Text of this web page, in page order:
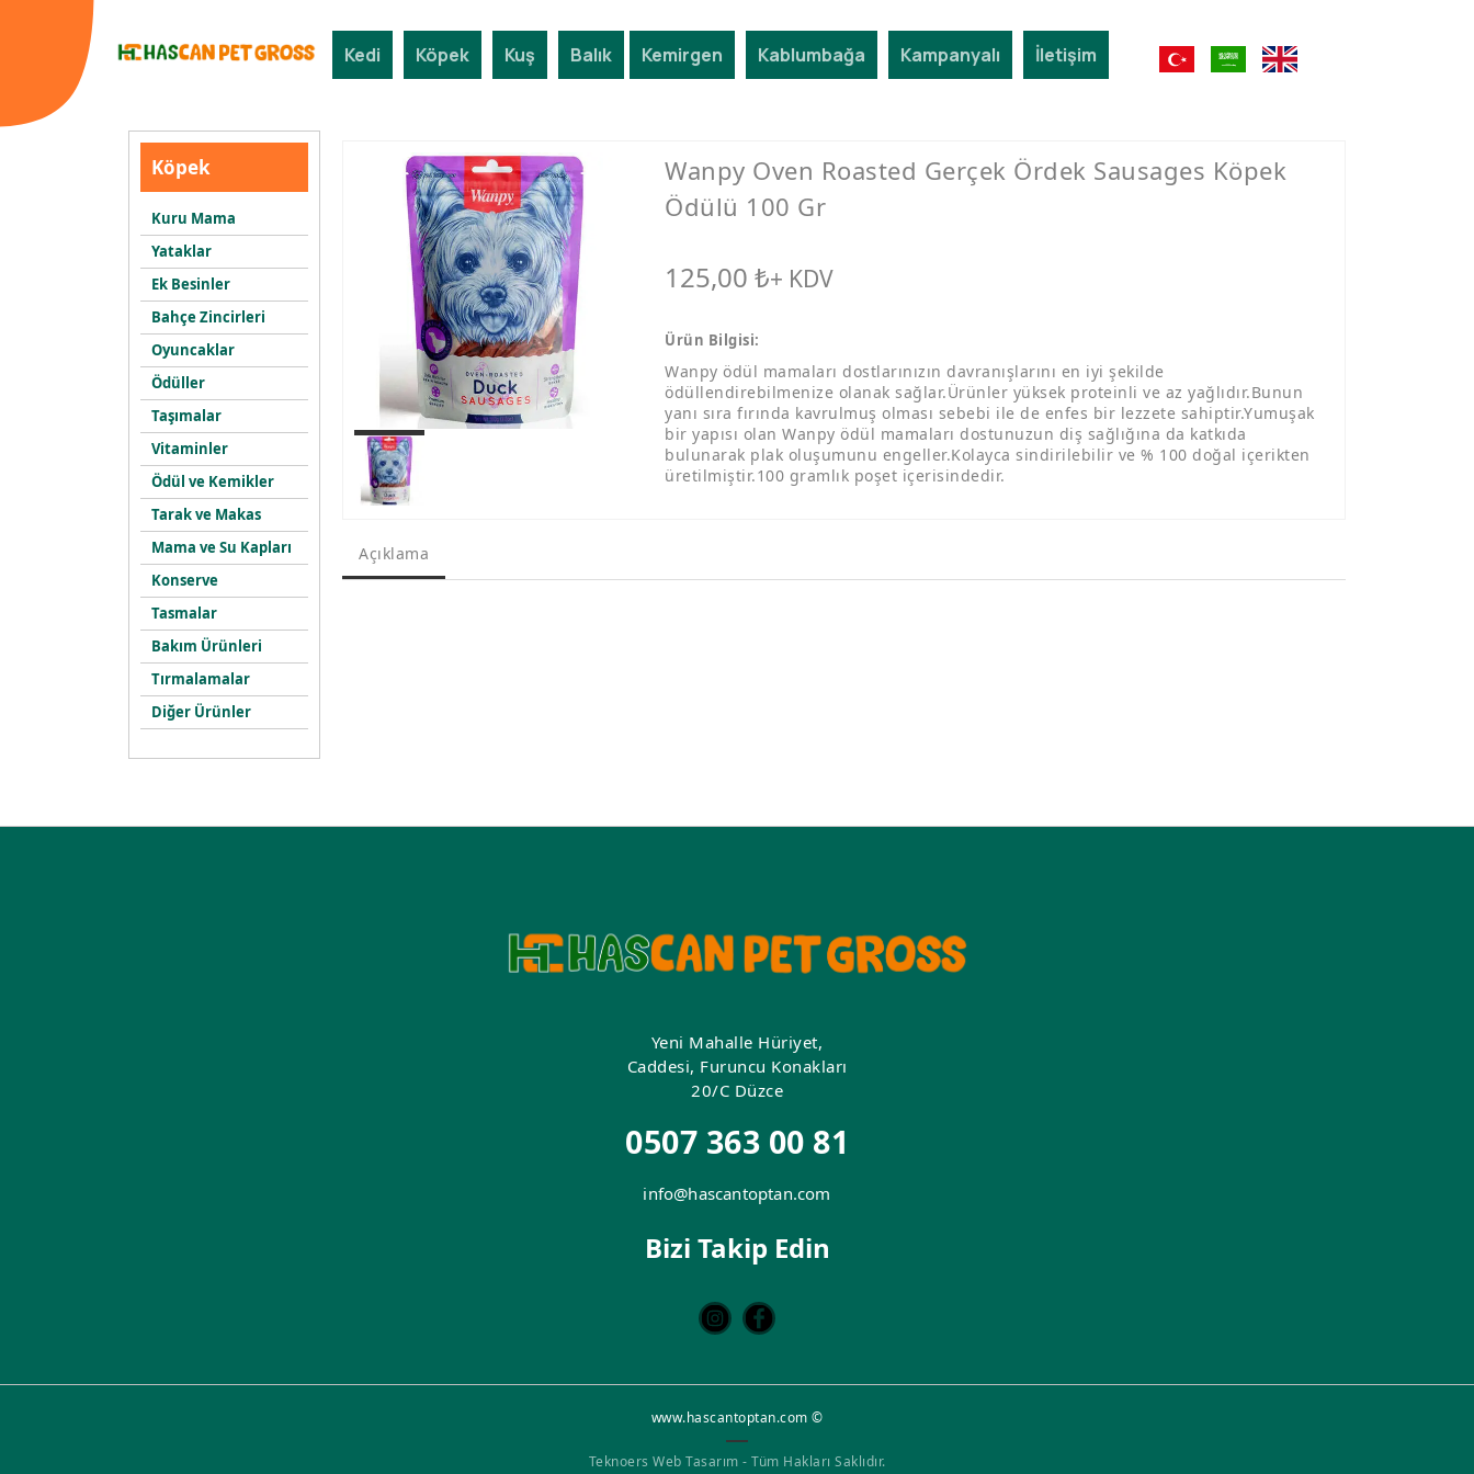
Köpek
Kuru Mama
Yataklar
Ek Besinler
Bahçe Zincirleri
Oyuncaklar
Ödüller
Taşımalar
Vitaminler
Ödül ve Kemikler
Tarak ve Makas
Mama ve Su Kapları
Konserve
Tasmalar
Bakım Ürünleri
Tırmalamalar
Diğer Ürünler
Wanpy Oven Roasted Gerçek Ördek Sausages Köpek
Ödülü 100 Gr
125,00 ₺+ KDV
Ürün Bilgisi:
Wanpy ödül mamaları dostlarınızın davranışlarını en iyi şekilde
ödüllendirebilmenize olanak sağlar.Ürünler yüksek proteinli ve az yağlıdır.Bunun
yanı sıra fırında kavrulmuş olması sebebi ile de enfes bir lezzete sahiptir.Yumuşak
bir yapısı olan Wanpy ödül mamaları dostunuzun diş sağlığına da katkıda
bulunarak plak oluşumunu engeller.Kolayca sindirilebilir ve % 100 doğal içerikten
üretilmiştir.100 gramlık poşet içerisindedir.
Açıklama
Ürün
Mağazası
Kedi Köpek Kuş Balık Kemirgen Kablumbağa Kampanyalı İletişim
Yeni Mahalle Hüriyet,
Caddesi, Furuncu Konakları
20/C Düzce
0507 363 00 81
info@hascantoptan.com
Bizi Takip Edin
www.hascantoptan.com ©
Teknoers Web Tasarım - Tüm Hakları Saklıdır.